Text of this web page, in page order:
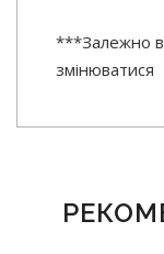
***Залежно
змінюватися